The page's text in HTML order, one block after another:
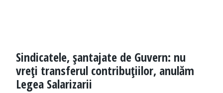
Sindicatele, şantajate de Guvern: nu
vreţi transferul contribuţiilor, anulăm
Legea Salarizarii